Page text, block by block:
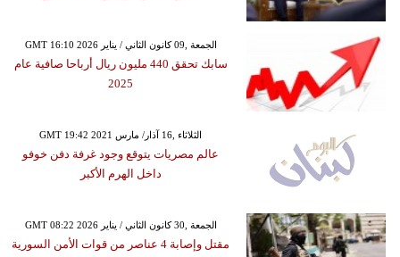
GMT 16:10 2026 الجمعة ,09 كانون الثاني / يناير
سابك تحقق 440 مليون ريال أرباحا صافية عام
2025
GMT 19:42 2021 الثلاثاء ,16 آذار/ مارس
عالم مصريات يتوقع وجود غرفة دفن خوفو
داخل الهرم الأكبر
GMT 08:22 2026 الجمعة ,30 كانون الثاني / يناير
مقتل وإصابة 4 عناصر من قوات الأمن السورية